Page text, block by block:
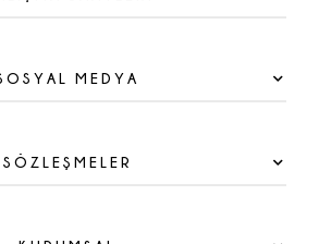
MEDYA
SÖZLEŞMELER